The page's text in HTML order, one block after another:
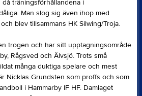
träningsförhållandena i
Man slog sig även ihop med
blev tillsammans HK Silwing/Troja.
trogen och har sitt upptagningsområde
Rågsved och Älvsjö. Trots små
många duktiga spelare och mest
Nicklas Grundsten som proffs och som
i Hammarby IF HF. Damlaget